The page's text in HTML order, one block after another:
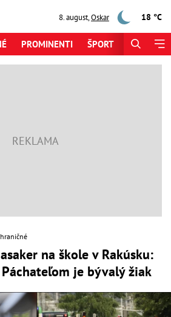
8. august,Oskar 18 °C
PROMINENTI ŠPORT
na škole v Rakúsku:
je bývalý žiak